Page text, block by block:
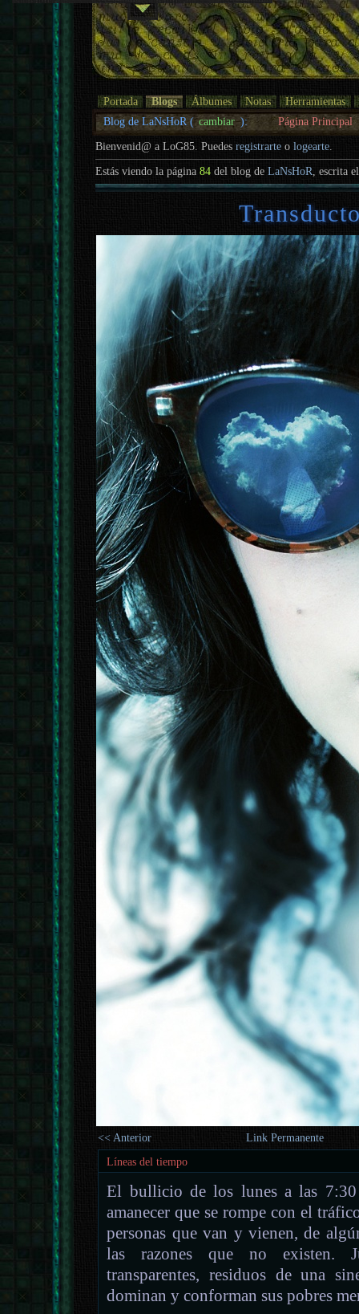
Portada Blogs Álbumes Notas
Herramientas
Blog de LaNsHoR ( cambiar ): Página Principal
Bienvenid@ a LoG85. Puedesregistrarte ologearte.
Estás viendo la página84 del blog deLaNsHoR , escrita
<< Anterior
Link Permanente
Líneas del tiempo
El bullicio de los lunes a las
amanecer que se rompe con el
personas que van y vienen, de
las razones que no existen.
transparentes, residuos de una
dominan y conforman sus pobres